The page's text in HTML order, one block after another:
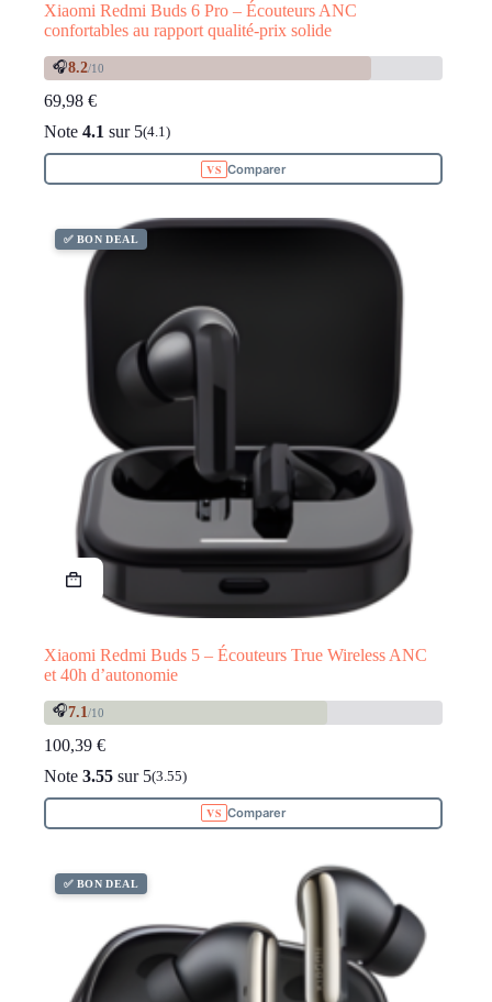
Xiaomi Redmi Buds 6 Pro – Écouteurs ANC
confortables au rapport qualité-prix solide
🎧8.2/10
69,98 €
Note 4.1 sur 5(4.1)
Comparer
✅ BON DEAL
Xiaomi Redmi Buds 5 – Écouteurs True Wireless ANC
et 40h d’autonomie
🎧7.1/10
100,39 €
Note 3.55 sur 5(3.55)
Comparer
✅ BON DEAL